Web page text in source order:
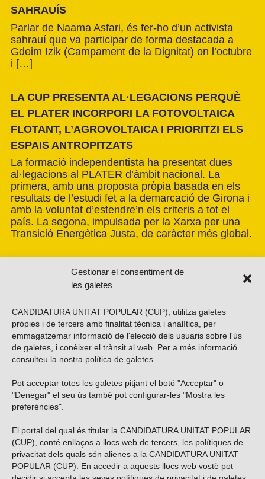
Gestionar el consentiment de
les galetes
CANDIDATURA UNITAT POPULAR (CUP), utilitza galetes
pròpies i de tercers amb finalitat tècnica i analítica, per
emmagatzemar informació de l'elecció dels usuaris sobre l'ús
de galetes, i conèixer el trànsit al web. Per a més informació
consulteu la nostra política de galetes
Pot acceptar totes les galetes pitjant el botó "Acceptar" o
"Denegar" el seu ús també pot configurar-les "Mostra les
preferències".
El portal del qual és titular la CANDIDATURA UNITAT POPULAR
(CUP), conté enllaços a llocs web de tercers, les polítiques de
privacitat dels quals són alienes a la CANDIDATURA UNITAT
POPULAR (CUP). En accedir a aquests llocs web vostè pot
SAHRAUÍS
Parlar de Naama Asfari, és fer-ho d’un activista
sahrauí que va participar de forma destacada a
Gdeim Izik (Campament de la Dignitat) on l’octubre
i […]
LA CUP PRESENTA AL·LEGACIONS PERQUÈ
EL PLATER INCORPORI LA FOTOVOLTAICA
FLOTANT, L’AGROVOLTAICA I PRIORITZI ELS
ESPAIS ANTROPITZATS
La formació independentista ha presentat dues
al·legacions al PLATER d’àmbit nacional. La
primera, amb una proposta pròpia basada en els
resultats de l’estudi fet a la demarcació de Girona i
amb la voluntat d’estendre’n els criteris a tot el
país. La segona, impulsada per la Xarxa per una
Transició Energètica Justa, de caràcter més global.
Vols subscriure’t al nostre butlletí?
ENVIAR